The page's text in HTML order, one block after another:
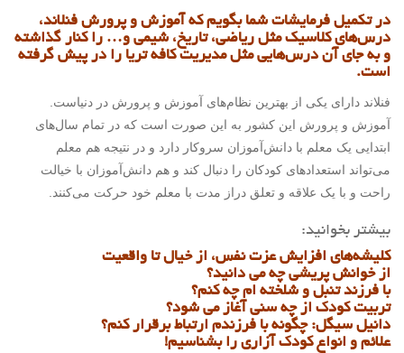
در تکمیل فرمایشات شما بگویم که آموزش و پرورش فنلاند،
درس‌‌های کلاسیک مثل ریاضی، تاریخ، شیمی و… را کنار گذاشته
و به جای آن درس‌هایی مثل مدیریت کافه تریا را در پیش گرفته
است.
فنلاند دارای یکی از بهترین نظام‌های آموزش و پرورش در دنیاست.
آموزش و پرورش این کشور به این صورت است که در تمام سال‌های
ابتدایی یک معلم با دانش‌آموزان سروکار دارد و در نتیجه هم معلم
می‌تواند استعدادهای کودکان را دنبال کند و هم دانش‌آموزان با خیالت
راحت و با یک علاقه و تعلق دراز مدت با معلم خود حرکت می‌کنند.
بیشتر بخوانید:
کلیشه­‌های افزایش عزت نفس، از خیال تا واقعیت
از خوانش پریشی چه می دانید؟
با فرزند تنبل و شلخته ام چه کنم؟
تربیت کودک از چه سنی آغاز می شود؟
دانیل سیگل: چگونه با فرزندم ارتباط برقرار کنم؟
علائم و انواع کودک آزاری را بشناسیم!